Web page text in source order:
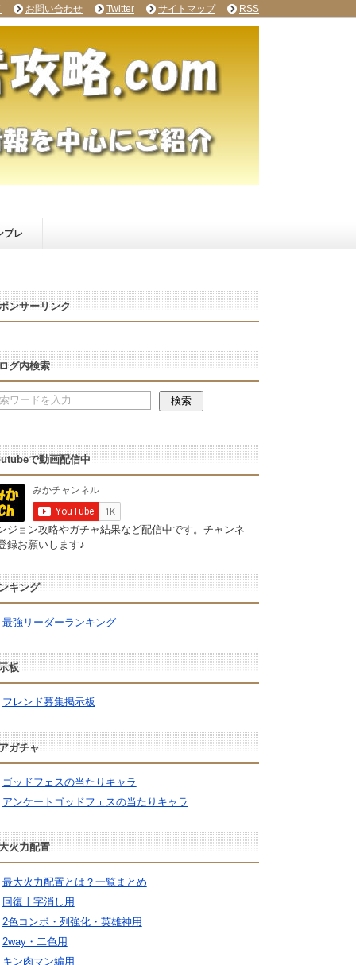
プレ
ンサーリンク
グ内検索
で動画配信中
ジョン攻略やガチャ結果など配信中です。チャンネ
録お願いします♪
キング
最強リーダーランキング
板
フレンド募集掲示板
ガチャ
ゴッドフェスの当たりキャラ
アンケートゴッドフェスの当たりキャラ
火力配置
最大火力配置とは？一覧まとめ
回復十字消し用
2色コンボ・列強化・英雄神用
2way・二色用
キン肉マン編用
お問い合わせ Twitter サイトマップ RSS